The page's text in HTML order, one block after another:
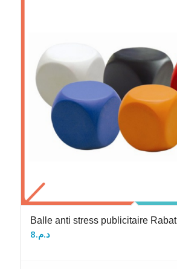
Balle anti stress publicitaire Rabat
د.م.8